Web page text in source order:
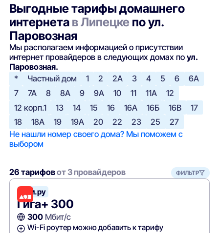
Выгодные тарифы домашнего
интернета в Липецке по ул.
Паровозная
Мы располагаем информацией о присутствии
интернет провайдеров в следующих домах поул.
Паровозная.
*
Частный дом 1 2 2А 3 4 5 6
6А
7
7А 8 8А 9 9А 10 11 11А
12
12 корп.1
13 14 15 16 16А 16Б 16В
17
18
18А 19 19А 20 22 23 25
27
Не нашли номер своего дома? Мы поможем с
выбором
26 тарифовот 3 провайдеров ФИЛЬТР
Дом.ру
Гига+ 300
300Мбит/с
Wi-Fi роутер можно добавить к тарифу